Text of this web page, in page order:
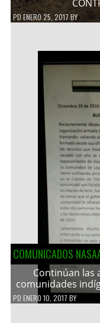
PDENERO 25, 2017BY
COMUNICADOS
Continúan las
comunidades
PD ENERO 10, 2017 BY